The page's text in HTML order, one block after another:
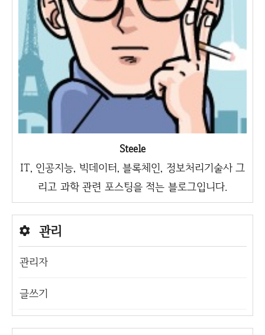
Steele
IT, 인공지능, 빅데이터, 블록체인, 정보처리기술사 그
리고 과학 관련 포스팅을 적는 블로그입니다.
관리
관리자
글쓰기